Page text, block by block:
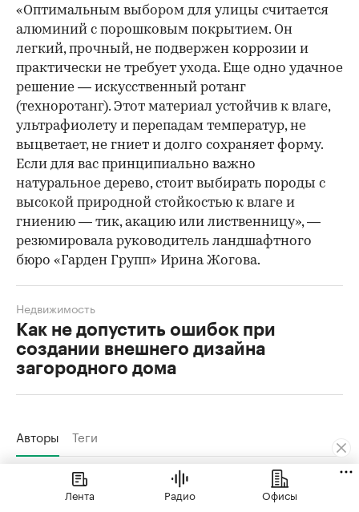
«Оптимальным выбором для улицы считается
алюминий с порошковым покрытием. Он
легкий, прочный, не подвержен коррозии и
практически не требует ухода. Еще одно удачное
решение — искусственный ротанг
(техноротанг). Этот материал устойчив к влаге,
ультрафиолету и перепадам температур, не
выцветает, не гниет и долго сохраняет форму.
Если для вас принципиально важно
натуральное дерево, стоит выбирать породы с
высокой природной стойкостью к влаге и
гниению — тик, акацию или лиственницу», —
резюмировала руководитель ландшафтного
бюро «Гарден Групп» Ирина Жогова.
Как не допустить ошибок при
создании внешнего дизайна
загородного дома
Недвижимость
Авторы Теги
Вера Лунькова
Окончила журфак МГУ. В журналистике с 2012 года,
Лента Радио Офисы